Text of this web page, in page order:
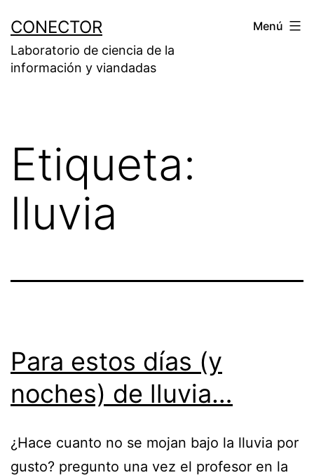
contenido
CONECTOR
Laboratorio de ciencia de la
información y viandadas
Menú
Etiqueta:
lluvia
Para estos días (y
noches) de lluvia…
¿Hace cuanto no se mojan bajo la lluvia por
gusto? pregunto una vez el profesor en la